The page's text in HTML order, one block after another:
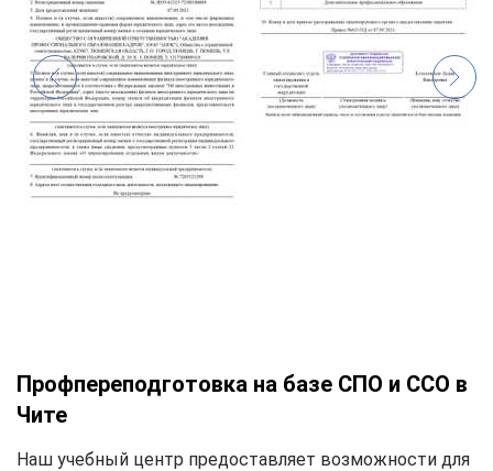
Профпереподготовка на базе СПО и ССО в
Чите
Наш учебный центр предоставляет возможности для